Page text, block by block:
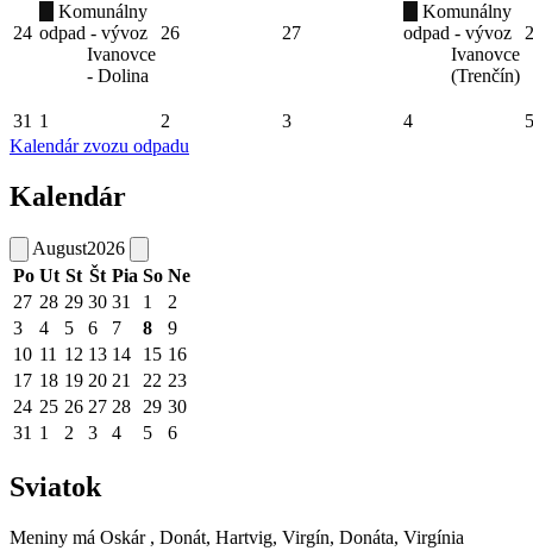
24
Komunálny
odpad - vývoz
Ivanovce
- Dolina
26 27
Komunálny
odpad - vývoz
Ivanovce
(Trenčín)
31 1 2 3 4
5
Kalendár zvozu odpadu
Kalendár
August2026
Po Ut St Št Pia So Ne
27 28 29 30 31 1
2
3
4 5 6 7 8
9
10 11 12 13 14 15 16
17 18 19 20 21 22 23
24 25 26 27 28 29 30
31 1 2 3 4 5 6
Sviatok
Meniny má Oskár , Donát, Hartvig, Virgín, Donáta, Virgínia